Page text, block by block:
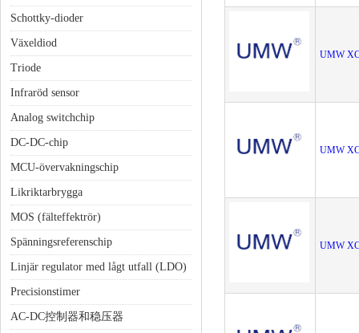
Schottky-dioder
Växeldiod
Triode
Infraröd sensor
Analog switchchip
DC-DC-chip
MCU-övervakningschip
Likriktarbrygga
MOS (fälteffektrör)
Spänningsreferenschip
Linjär regulator med lågt utfall (LDO)
Precisionstimer
AC-DC控制器和稳压器
UMW
UMW
UMW